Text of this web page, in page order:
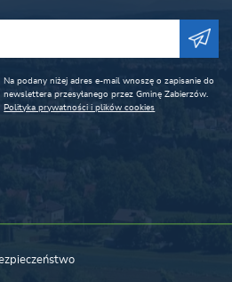
Na podany niżej adres e-mail wnoszę o zapisanie do
newslettera przesyłanego przez Gminę Zabierzów.
Polityka prywatności i plików cookies